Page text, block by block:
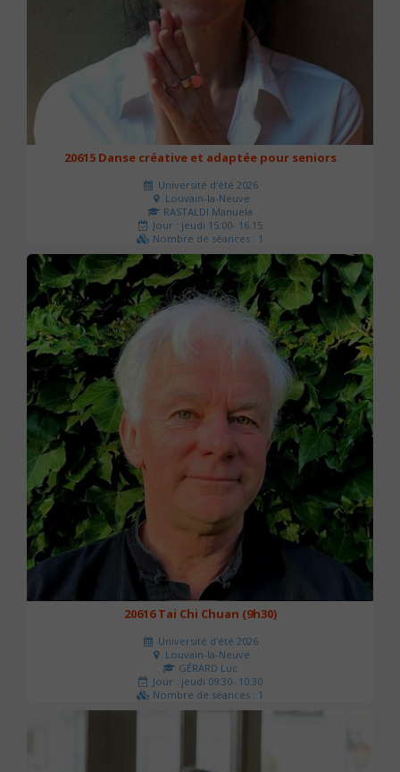
20615 Danse créative et adaptée pour seniors
Université d'été 2026
Louvain-la-Neuve
RASTALDI Manuela
Jour : jeudi 15:00- 16:15
Nombre de séances : 1
0 €
20616 Tai Chi Chuan (9h30)
Université d'été 2026
Louvain-la-Neuve
GÉRARD Luc
Jour : jeudi 09:30- 10:30
Nombre de séances : 1